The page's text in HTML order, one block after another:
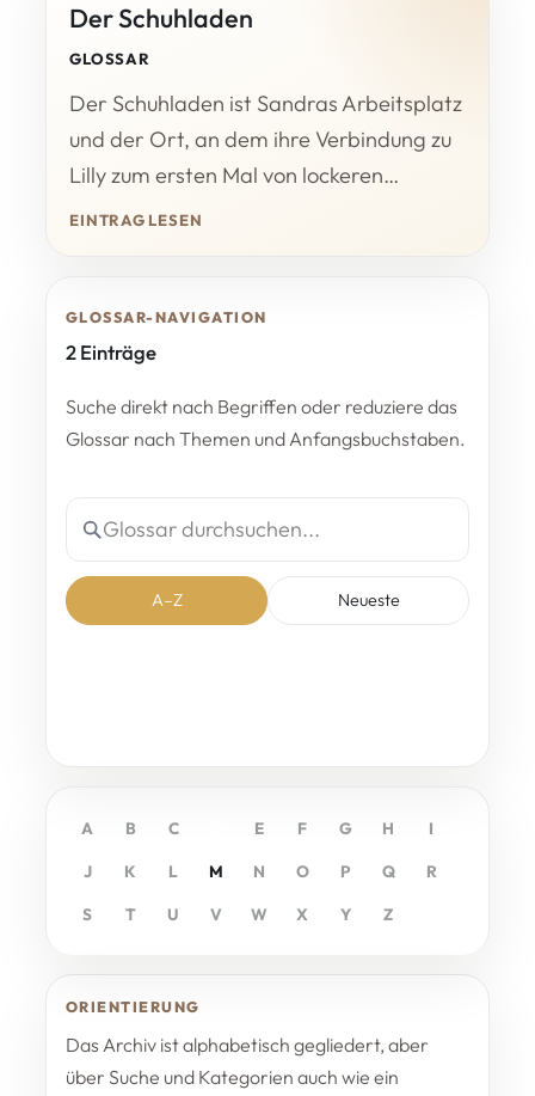
Der Schuhladen
GLOSSAR
Der Schuhladen ist Sandras Arbeitsplatz
und der Ort, an dem ihre Verbindung zu
Lilly zum ersten Mal von lockeren…
EINTRAG LESEN
GLOSSAR-NAVIGATION
2 Einträge
Suche direkt nach Begriffen oder reduziere das
Glossar nach Themen und Anfangsbuchstaben.
A–Z Neueste
A B C E F G H
I
J
K L M N O P Q
R
S
T U V W X Y Z
ORIENTIERUNG
Das Archiv ist alphabetisch gegliedert, aber
über Suche und Kategorien auch wie ein